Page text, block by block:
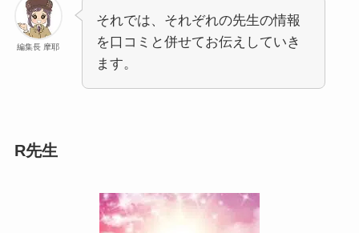
編集長 摩耶
それでは、それぞれの先生の情報
を口コミと併せてお伝えしていき
ます。
R先生